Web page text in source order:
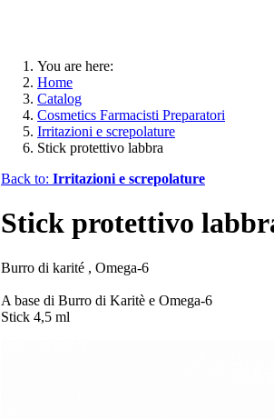
You are here:
Home
Catalog
Cosmetics Farmacisti Preparatori
Irritazioni e screpolature
Stick protettivo labbra
Back to: Irritazioni e screpolature
Stick protettivo
Burro di karité , Omega-6
A base di Burro di Karitè e Omega-6
Stick 4,5 ml